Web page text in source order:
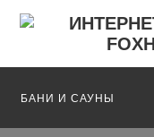
БАНИ И САУНЫ